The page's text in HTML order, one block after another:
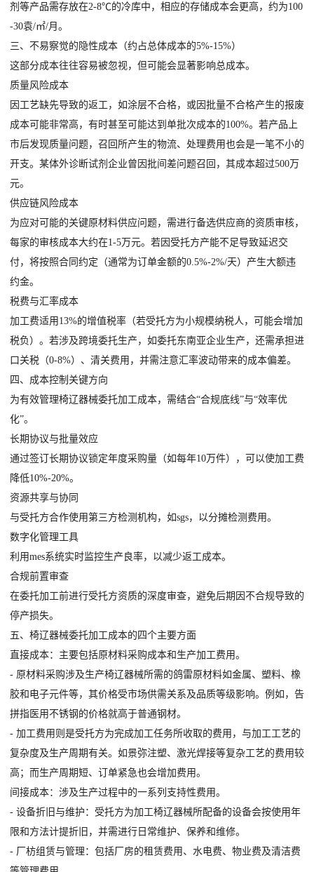
剂等产品需存放在2-8℃的冷库中，相应的存储成本会更高，约为100
-30袁/㎡/月。
三、不易察觉的隐性成本（约占总体成本的5%-15%）
这部分成本往往容易被忽视，但可能会显著影响总成本。
质量风险成本
因工艺缺先导致的返工，如涂层不合格，或因批量不合格产生的报废
成本可能非常高，有时甚至可能达到单批次成本的100%。若产品上
市后发现质量问题，召回所产生的物流、处理费用也会是一笔不小的
开支。某体外诊断试剂企业曾因批间差问题召回，其成本超过500万
元。
供应链风险成本
为应对可能的关键原材料供应问题，需进行备选供应商的资质审核，
每家的审核成本大约在1-5万元。若因受托方产能不足导致延迟交
付，将按照合同约定（通常为订单金额的0.5%-2%/天）产生大额违
约金。
税费与汇率成本
加工费适用13%的增值税率（若受托方为小规模纳税人，可能会增加
税负）。若涉及跨境委托生产，如委托东南亚企业生产，还需承担进
口关税（0-8%）、清关费用，并需注意汇率波动带来的成本偏差。
四、成本控制关键方向
为有效管理椅辽器械委托加工成本，需结合“合规底线”与“效率优
化”。
长期协议与批量效应
通过签订长期协议锁定年度采购量（如每年10万件），可以使加工费
降低10%-20%。
资源共享与协同
与受托方合作使用第三方检测机构，如sgs，以分摊检测费用。
数字化管理工具
利用mes系统实时监控生产良率，以减少返工成本。
合规前置审查
在委托加工前进行受托方资质的深度审查，避免后期因不合规导致的
停产损失。
五、椅辽器械委托加工成本的四个主要方面
直接成本：主要包括原材料采购成本和生产加工费用。
- 原材料采购涉及生产椅辽器械所需的鸽雷原材料如金属、塑料、橡
胶和电子元件等，其价格受市场供需关系及品质等级影响。例如，告
拼指医用不锈钢的价格就高于普通钢材。
- 加工费用则是受托方为完成加工任务所收取的费用，与加工工艺的
复杂度及生产周期有关。如景弥注塑、激光焊接等复杂工艺的费用较
高；而生产周期短、订单紧急也会增加费用。
间接成本：涉及生产过程中的一系列支持性费用。
- 设备折旧与维护：受托方为加工椅辽器械所配备的设备会按使用年
限和方法计提折旧，并需进行日常维护、保养和维修。
- 厂枋组赁与管理：包括厂房的租赁费用、水电费、物业费及清洁费